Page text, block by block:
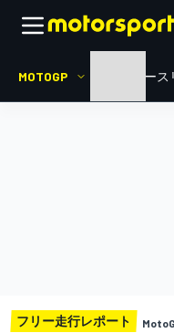
MOTOGP ニュース
フリー走行レポート